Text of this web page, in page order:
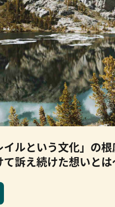
イルという文化」の
訴え続けた想いとは